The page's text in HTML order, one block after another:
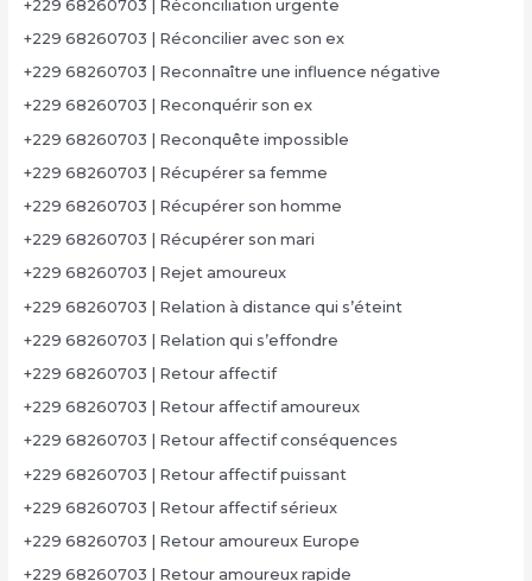
+229 68260703 | Réconciliation urgente
+229 68260703 | Réconcilier avec son ex
+229 68260703 | Reconnaître une influence négative
+229 68260703 | Reconquérir son ex
+229 68260703 | Reconquête impossible
+229 68260703 | Récupérer sa femme
+229 68260703 | Récupérer son homme
+229 68260703 | Récupérer son mari
+229 68260703 | Rejet amoureux
+229 68260703 | Relation à distance qui s’éteint
+229 68260703 | Relation qui s’effondre
+229 68260703 | Retour affectif
+229 68260703 | Retour affectif amoureux
+229 68260703 | Retour affectif conséquences
+229 68260703 | Retour affectif puissant
+229 68260703 | Retour affectif sérieux
+229 68260703 | Retour amoureux Europe
+229 68260703 | Retour amoureux rapide